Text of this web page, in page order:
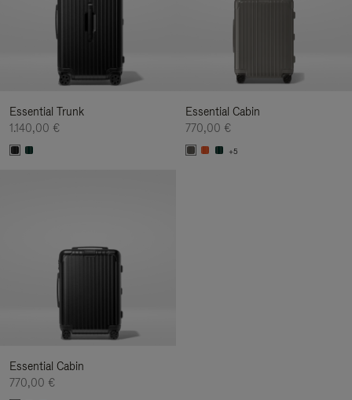
Essential Trunk
1.140,00 €
Essential Cabin
770,00 €
+5
Essential Cabin
770,00 €